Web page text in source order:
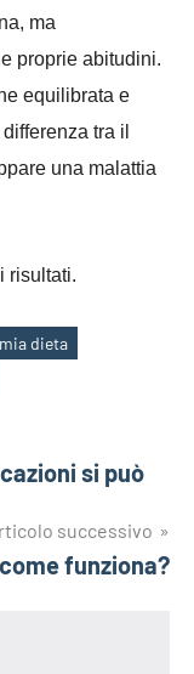
ma
proprie abitudini.
equilibrata e
tra il
una malattia
risultati.
dieta
si può
successivo
funziona?